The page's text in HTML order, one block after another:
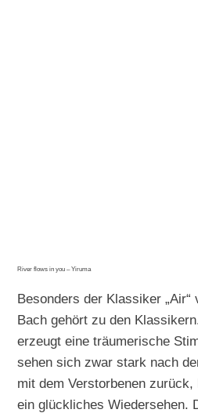
River flows in you – Yiruma
Besonders der Klassiker „Air“
Bach gehört zu den
erzeugt eine träumerische
sehen sich zwar stark nach
mit dem Verstorbenen
ein glückliches Wiedersehen.